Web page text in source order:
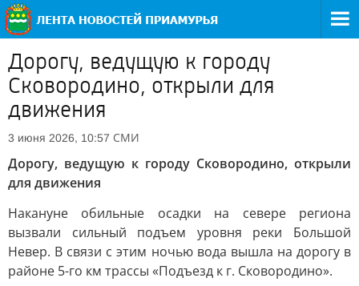
Дорогу, ведущую к городу
Сковородино, открыли для
движения
3 июня 2026, 10:57 СМИ
Дорогу, ведущую к городу Сковородино, открыли
для движения
Накануне обильные осадки на севере региона
вызвали сильный подъем уровня реки Большой
Невер. В связи с этим ночью вода вышла на дорогу в
районе 5-го км трассы «Подъезд к г. Сковородино».